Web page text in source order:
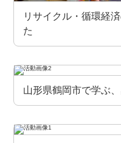
リサイクル・循環経
た
山形県鶴岡市で学ぶ